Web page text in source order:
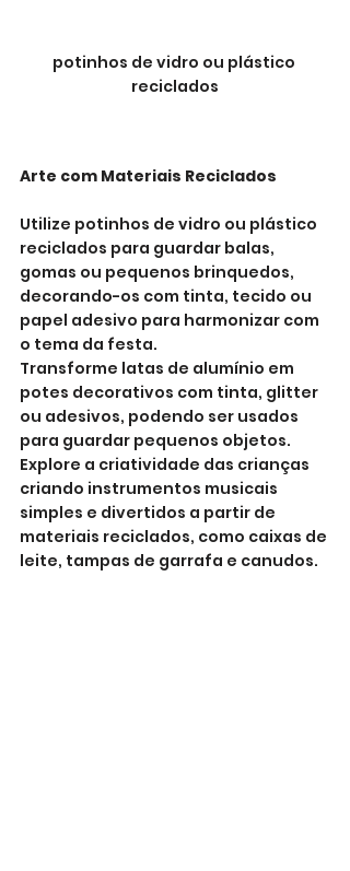
potinhos de vidro ou plástico
reciclados
Arte com Materiais Reciclados
Utilize potinhos de vidro ou plástico
reciclados para guardar balas,
gomas ou pequenos brinquedos,
decorando-os com tinta, tecido ou
papel adesivo para harmonizar com
o tema da festa.
Transforme latas de alumínio em
potes decorativos com tinta, glitter
ou adesivos, podendo ser usados
para guardar pequenos objetos.
Explore a criatividade das crianças
criando instrumentos musicais
simples e divertidos a partir de
materiais reciclados, como caixas de
leite, tampas de garrafa e canudos.